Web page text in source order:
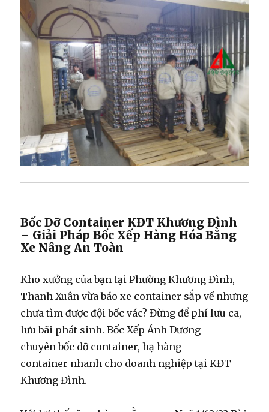
Bốc Dỡ Container KĐT Khương Đình
– Giải Pháp Bốc Xếp Hàng Hóa Bằng
Xe Nâng An Toàn
Kho xưởng của bạn tại Phường Khương Đình,
Thanh Xuân vừa báo xe container sắp về nhưng
chưa tìm đượcđội bốc vác? Đừng để phí lưu ca,
lưu bãi phát sinh. Bốc Xếp Ánh Dương
chuyênbốc dỡ container,hạ hàng
container nhanh cho doanh nghiệp tại KĐT
Khương Đình.